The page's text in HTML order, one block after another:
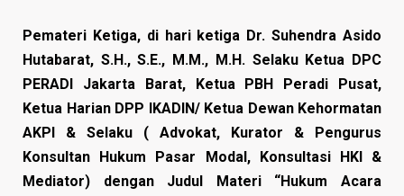
Pemateri Ketiga, di hari ketiga Dr. Suhendra Asido
Hutabarat, S.H., S.E., M.M., M.H. Selaku Ketua DPC
PERADI Jakarta Barat, Ketua PBH Peradi Pusat,
Ketua Harian DPP IKADIN/ Ketua Dewan Kehormatan
AKPI & Selaku ( Advokat, Kurator & Pengurus
Konsultan Hukum Pasar Modal, Konsultasi HKI &
Mediator) dengan Judul Materi “Hukum Acara